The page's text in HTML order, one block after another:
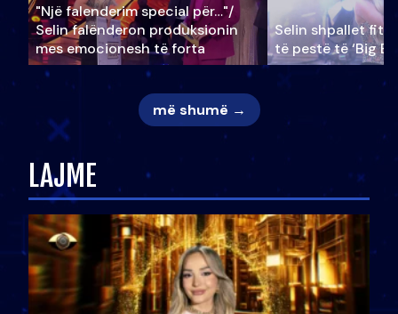
"Një falenderim special për…"/
Selin falënderon produksionin
mes emocionesh të forta
Selin shpallet
të pestë të ‘Big
më shumë →
LAJME